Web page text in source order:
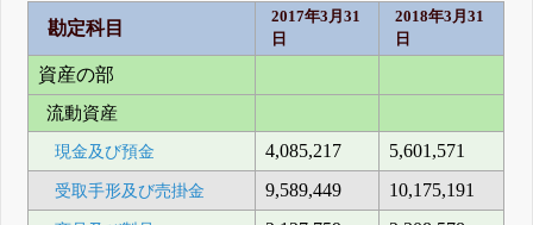
勘定科目
2017年3月31
日
2018年3月31
日
資産の部
流動資産
現金及び預金 4,085,217 5,601,571
受取手形及び売掛金 9,589,449 10,175,191